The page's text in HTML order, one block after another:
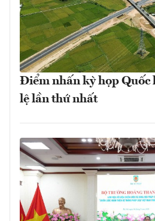
Điểm nhấn kỳ họp Quốc
lệ lần thứ nhất